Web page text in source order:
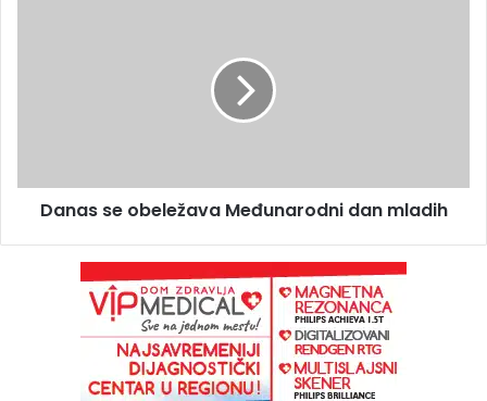
Danas se obeležava Međunarodni dan mladih